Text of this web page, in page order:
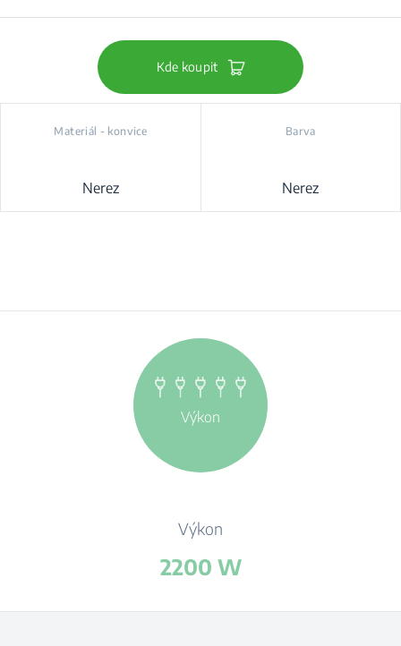
Kde koupit
Materiál - konvice
Nerez
Barva
Nerez
Výkon
Výkon
2200 W